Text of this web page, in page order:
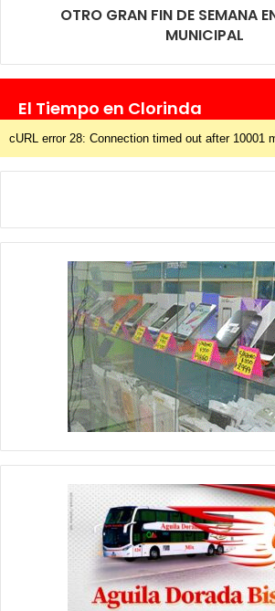
OTRO GRAN FIN DE SEMANA
MUNICIPAL
El Tiempo en Clorinda
cURL error 28: Connection timed out after 10001